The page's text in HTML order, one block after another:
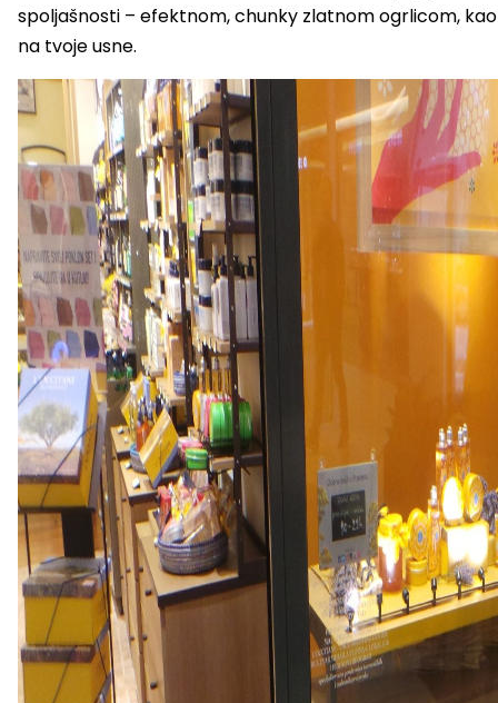
spoljašnosti – efektnom, chunky zlatnom ogrlicom,
na tvoje usne.